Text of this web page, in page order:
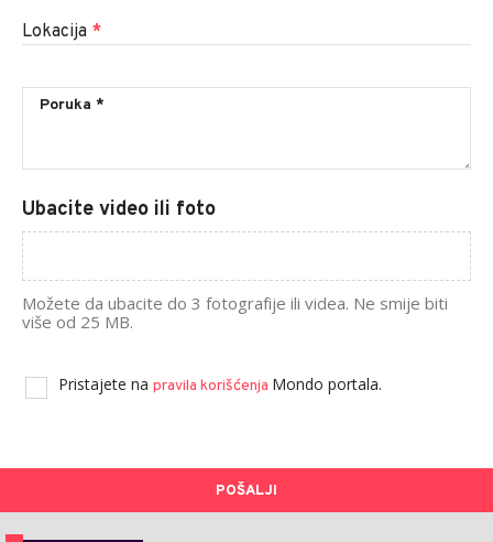
Lokacija *
Ubacite video ili foto
Možete da ubacite do 3 fotografije ili videa. Ne smije biti
više od 25 MB.
Pristajete na pravila korišćenja Mondo portala.
POŠALJI